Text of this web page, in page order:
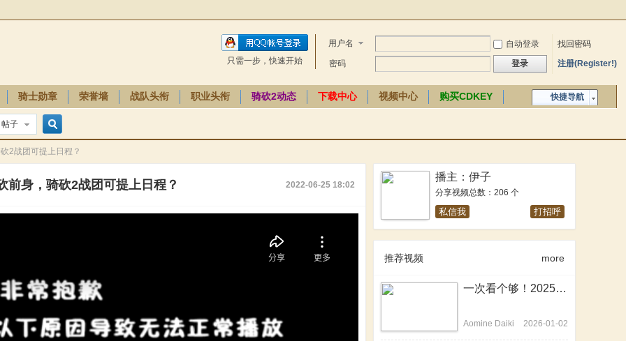
用户名 自动登录
找回密码
密码
登录 注册(Register!)
只需一步，快速开始
快捷导航
骑士勋章 荣誉墙 战队头衔 职业头衔 骑砍2动态 下载中心 视频中心
购买CDKEY
帖子
搜
2战团可提上日程？
前身，骑砍2战团可提上日程？ 2022-06-25 18:02
播主：伊子
分享视频总数：206 个
私信我 打招呼
推荐视频 more
一次看个够！2025年骑砍2MOD大盘点！
Aomine Daiki 2026-01-02